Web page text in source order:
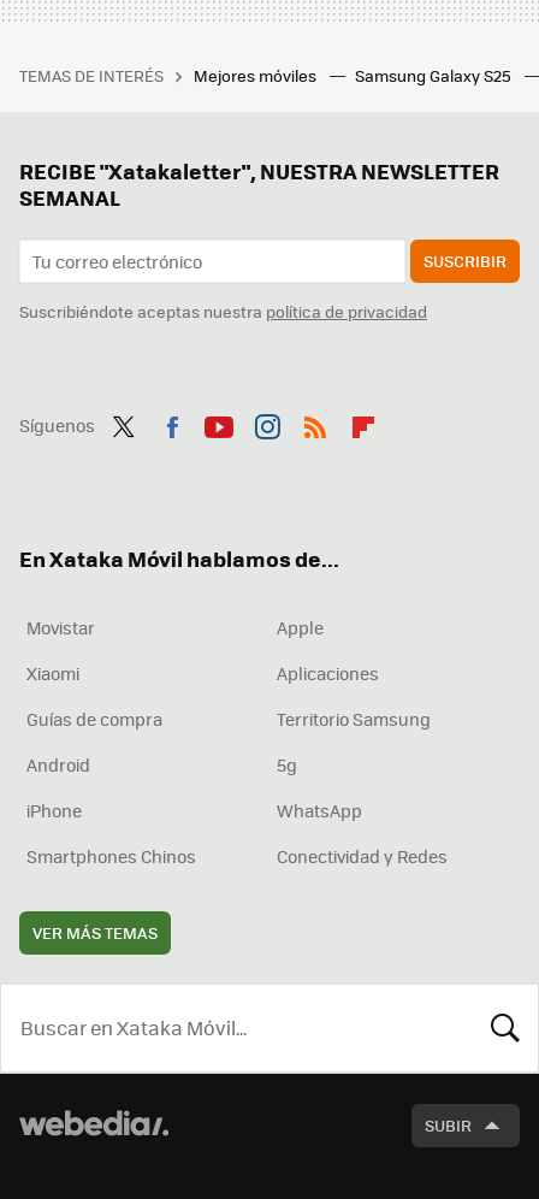
TEMAS DE INTERÉS Mejores móviles Samsung Galaxy S25
RECIBE "Xatakaletter", NUESTRA NEWSLETTER
SEMANAL
SUSCRIBIR
Suscribiéndote aceptas nuestra política de privacidad
Síguenos
En Xataka Móvil hablamos de...
Movistar
Apple
Xiaomi
Aplicaciones
Guías de compra
Territorio Samsung
Android
5g
iPhone
WhatsApp
Smartphones Chinos
Conectividad y Redes
VER MÁS TEMAS
SUBIR